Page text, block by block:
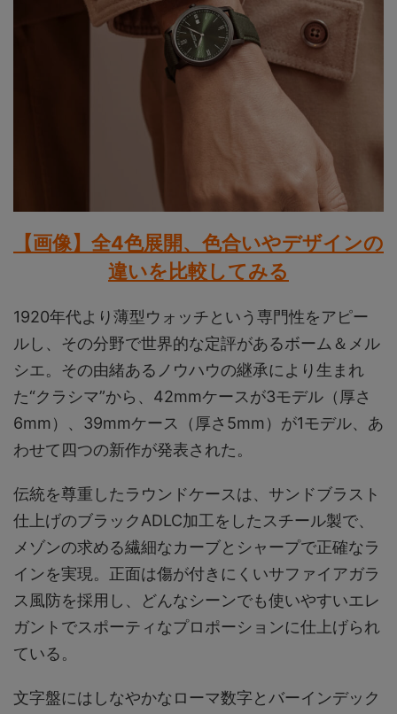
【画像】全4色展開、色合いやデザインの
違いを比較してみる
1920年代より薄型ウォッチという専門性をアピー
ルし、その分野で世界的な定評があるボーム＆メル
シエ。その由緒あるノウハウの継承により生まれ
た“クラシマ”から、42mmケースが3モデル（厚さ
6mm）、39mmケース（厚さ5mm）が1モデル、あ
わせて四つの新作が発表された。
伝統を尊重したラウンドケースは、サンドブラスト
仕上げのブラックADLC加工をしたスチール製で、
メゾンの求める繊細なカーブとシャープで正確なラ
インを実現。正面は傷が付きにくいサファイアガラ
ス風防を採用し、どんなシーンでも使いやすいエレ
ガントでスポーティなプロポーションに仕上げられ
ている。
文字盤にはしなやかなローマ数字とバーインデック